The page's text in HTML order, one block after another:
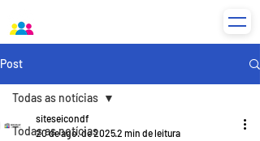
Post
Todas as notícias
Todas as notícias
siteseicondf
20 de ago. de 20252 min de leitura